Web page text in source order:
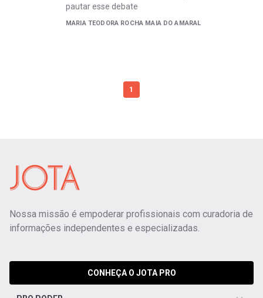
pautar esse debate
MARIA TEODORA ROCHA MAIA DO AMARAL
1
Nossa missão é empoderar profissionais com curadoria de
informações independentes e especializadas.
CONHEÇA O JOTA PRO